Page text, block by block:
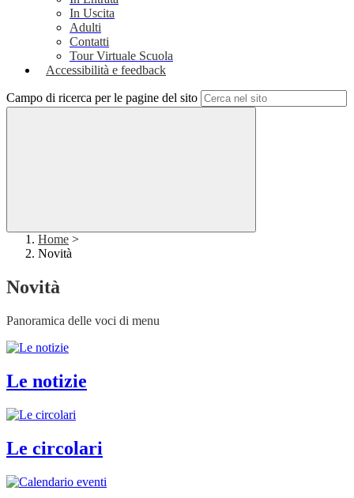
In Uscita
Adulti
Contatti
Tour Virtuale Scuola
Accessibilità e feedback
Campo di ricerca per le pagine del sito
Home >
Novità
Novità
Panoramica delle voci di menu
Le notizie
Le circolari